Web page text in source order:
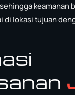
keamanan
di lokasi tujuan